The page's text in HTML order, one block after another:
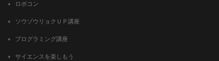
ロボコン
ソウゾウリョクＵＰ講座
プログラミング講座
サイエンスを楽しもう